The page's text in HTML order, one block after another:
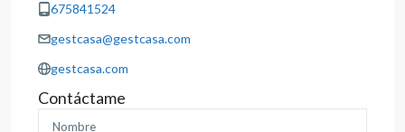
675841524
gestcasa@gestcasa.com
gestcasa.com
Contáctame